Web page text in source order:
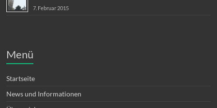
7. Februar 2015
Menü
Startseite
News und Informationen